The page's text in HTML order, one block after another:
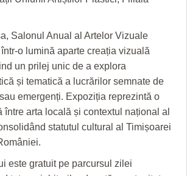
Salonul Anual al Artelor Vizuale
o lumină aparte creația vizuală
un prilej unic de a explora
și tematică a lucrărilor semnate de
emergenți. Expoziția reprezintă o
între arta locală și contextul național al
statutul cultural al Timișoarei
este gratuit pe parcursul zilei